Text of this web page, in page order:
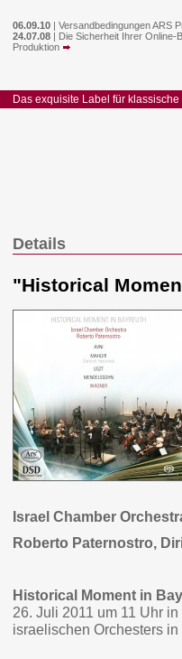
06.09.10 | Versandbedingungen ARS
24.07.08 | Die Sicherheit Ihrer Online-
Produktion
Das exquisite Label für klassische
Details
"Historical
Israel Chamber
Roberto Paternostro,
Historical Moment in
26. Juli 2011 um 11 Uhr
israelischen Orchesters